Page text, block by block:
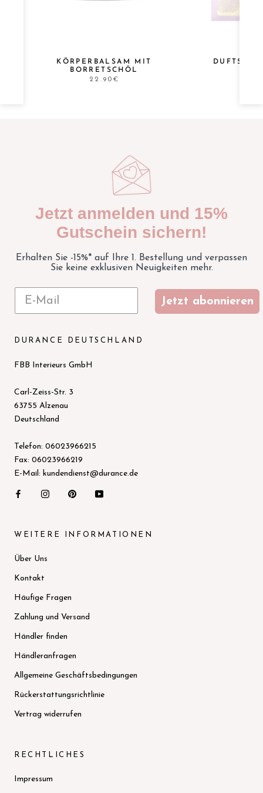
KÖRPERBALSAM MIT
BORRETSCHÖL
22.90€
Jetzt anmelden und 15%
Gutschein sichern!
Erhalten Sie -15%* auf Ihre 1. Bestellung und verpassen
Sie keine exklusiven Neuigkeiten mehr.
Jetzt abonnieren
DURANCE DEUTSCHLAND
FBB Interieurs GmbH
Carl-Zeiss-Str. 3
63755 Alzenau
Deutschland
Telefon: 06023966215
Fax: 06023966219
E-Mail: kundendienst@durance.de
WEITERE INFORMATIONEN
Über Uns
Kontakt
Häufige Fragen
Zahlung und Versand
Händler finden
Händleranfragen
Allgemeine Geschäftsbedingungen
Rückerstattungsrichtlinie
Vertrag widerrufen
RECHTLICHES
Impressum